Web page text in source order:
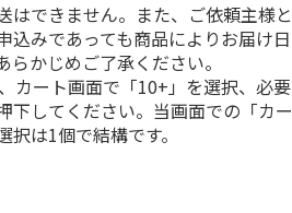
できません。また、ご依頼主様と
込みであっても商品によりお届け日
かじめご了承ください。
カート画面で「10+」を選択、必要
下してください。当画面での「カー
は1個で結構です。